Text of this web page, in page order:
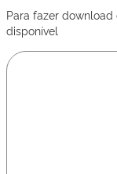
Para fazer
disponível